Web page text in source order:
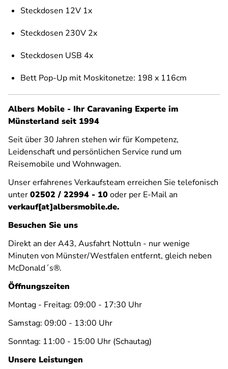
Steckdosen 12V 1x
Steckdosen 230V 2x
Steckdosen USB 4x
Bett Pop-Up mit Moskitonetze: 198 x 116cm
Albers Mobile - Ihr Caravaning Experte im
Münsterland seit 1994
Seit über 30 Jahren stehen wir für Kompetenz,
Leidenschaft und persönlichen Service rund um
Reisemobile und Wohnwagen.
Unser erfahrenes Verkaufsteam erreichen Sie telefonisch
unter02502 / 22994 - 10 oder per E-Mail an
verkauf[at]albersmobile.de.
Besuchen Sie uns
Direkt an der A43, Ausfahrt Nottuln - nur wenige
Minuten von Münster/Westfalen entfernt, gleich neben
McDonald´s®.
Öffnungszeiten
Montag - Freitag: 09:00 - 17:30 Uhr
Samstag: 09:00 - 13:00 Uhr
Sonntag: 11:00 - 15:00 Uhr (Schautag)
Unsere Leistungen